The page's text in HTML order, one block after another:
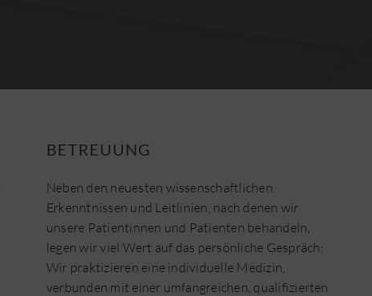
BETREUUNG
Neben den neuesten wissenschaftlichen
Erkenntnissen und Leitlinien, nach denen wir
unsere Patientinnen und Patienten behandeln,
legen wir viel Wert auf das persönliche Gespräch:
Wir praktizieren eine individuelle Medizin,
verbunden mit einer umfangreichen, qualifizierten